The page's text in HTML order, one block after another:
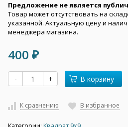
Предложение не является
Товар может отсутствовать на
указанной. Актуальную цену и
менеджера магазина.
400 ₽
- + В корзину
К сравнению В избранное